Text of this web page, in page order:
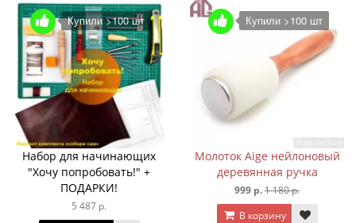
Купили >100 шт
Набор для начинающих
"Хочу попробовать!" +
ПОДАРКИ!
5 487 р.
Купили >100 шт
Молоток Aige нейлоновый
деревянная ручка
999 р.1 180 р.
В корзину